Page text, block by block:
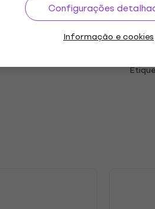
Configurações
Informação e cookies
Punk Ano